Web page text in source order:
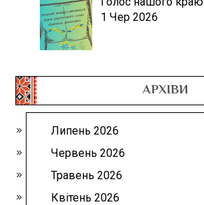
1 Чер 2026
АРХІВИ
Липень 2026
Червень 2026
Травень 2026
Квітень 2026